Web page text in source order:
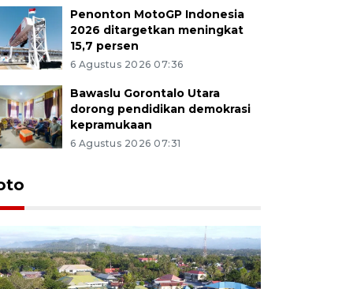
Penonton MotoGP Indonesia
2026 ditargetkan meningkat
15,7 persen
6 Agustus 2026 07:36
Bawaslu Gorontalo Utara
dorong pendidikan demokrasi
kepramukaan
6 Agustus 2026 07:31